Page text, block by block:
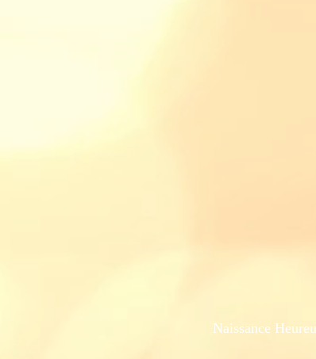
Naissance